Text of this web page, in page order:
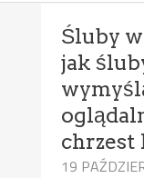
Śluby
jak
chrzest
19